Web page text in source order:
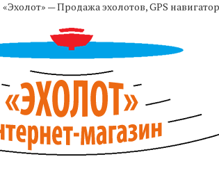
— Продажа эхолотов, GPS